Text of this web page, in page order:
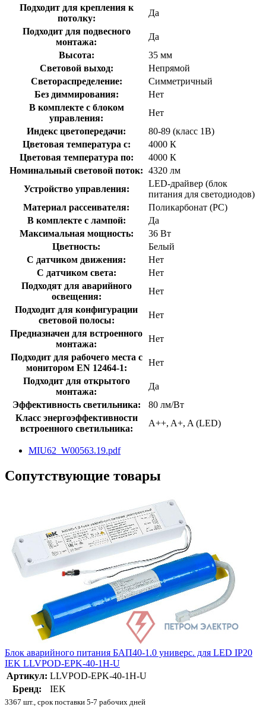
Подходит для крепления к
потолку:
Да
Подходит для подвесного
монтажа:
Да
Высота:
35 мм
Световой выход:
Непрямой
Светораспределение:
Симметричный
Без диммирования:
Нет
В комплекте с блоком
управления:
Нет
Индекс цветопередачи:
80-89 (класс 1В)
Цветовая температура с:
4000 К
Цветовая температура по:
4000 К
Номинальный световой поток: 4320 лм
Устройство управления:
LED-драйвер (блок
питания для светодиодов)
Материал рассеивателя:
Поликарбонат (PC)
В комплекте с лампой:
Да
Максимальная мощность:
36 Вт
Цветность:
Белый
С датчиком движения:
Нет
С датчиком света:
Нет
Подходят для аварийного
освещения:
Нет
Подходит для конфигурации
световой полосы:
Нет
Предназначен для встроенного
монтажа:
Нет
Подходит для рабочего места с
монитором EN 12464-1:
Нет
Подходит для открытого
монтажа:
Да
Эффективность светильника:
80 лм/Вт
Класс энергоэффективности
встроенного светильника:
A++, A+, A (LED)
MIU62_W00563.19.pdf
Сопутствующие товары
Блок аварийного питания БАП40-1.0 универс. для LED IP20
IEK LLVPOD-EPK-40-1H-U
Артикул: LLVPOD-EPK-40-1H-U
Бренд:
IEK
3367 шт., срок поставки 5-7 рабочих дней